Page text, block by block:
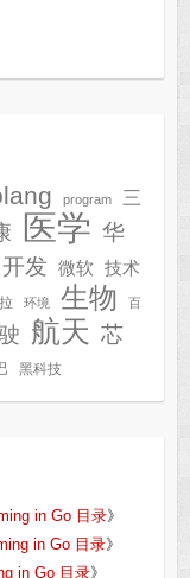
program
三
医学 华
开发 微软 技术
环境 生物 百
航天 芯
黑科技
in Go 目录》
in Go 目录》
in Go 目录》